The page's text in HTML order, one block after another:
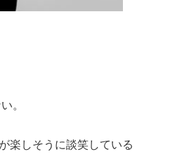
。
楽しそうに談笑している